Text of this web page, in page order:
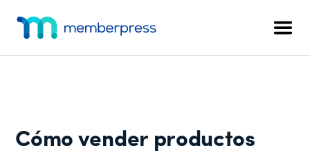
contenido
principal
barra
de
adicional
en
Cómo vender productos